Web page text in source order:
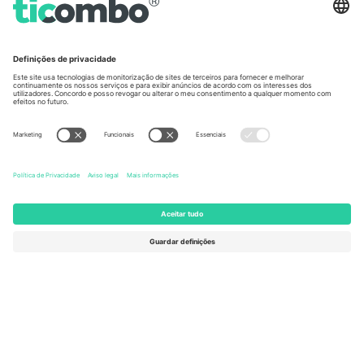
Germany
Unter den Linden 24, 10117
United Kingdom
167 City Road, London, Greater
Kingdom
United States
Newark, Delaware 19713, United
States
Engelberg, Switzerland